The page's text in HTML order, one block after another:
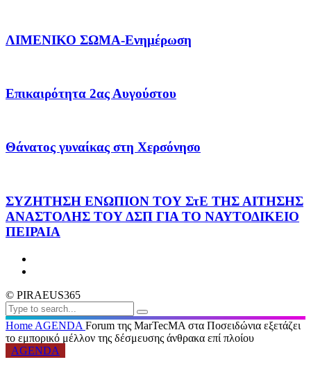
ΛΙΜΕΝΙΚΟ ΣΩΜΑ-Ενημέρωση
Επικαιρότητα 2ας Αυγούστου
Θάνατος γυναίκας στη Χερσόνησο
ΣΥΖΗΤΗΣΗ ΕΝΩΠΙΟΝ ΤΟΥ ΣτΕ ΤΗΣ ΑΙΤΗΣΗΣ
ΑΝΑΣΤΟΛΗΣ ΤΟΥ ΔΣΠ ΓΙΑ ΤΟ ΝΑΥΤΟΔΙΚΕΙΟ
ΠΕΙΡΑΙΑ
© PIRAEUS365
Home AGENDA Forum της MarTecMA στα Ποσειδώνια εξετάζει
το εμπορικό μέλλον της δέσμευσης άνθρακα επί πλοίου
AGENDA